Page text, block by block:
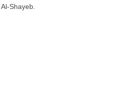
Shayeb.